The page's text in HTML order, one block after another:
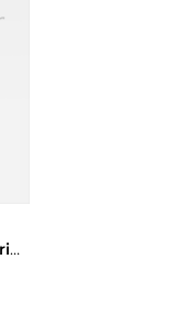
Jules Lavalle : Aux Origines D